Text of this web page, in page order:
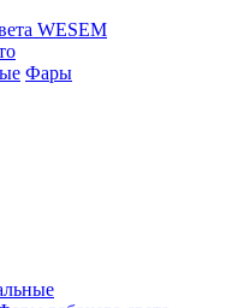
WESEM
Фары